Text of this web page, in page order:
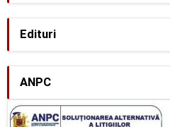
Edituri
ANPC